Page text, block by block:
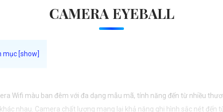
CAMERA EYEBALL
Wifi màu ban đêm với đa dạng mẫu mã, tính năng đến từ nhiều
nhau. Camera chất lượng mang lại khả năng ghi hình sắc nét đến